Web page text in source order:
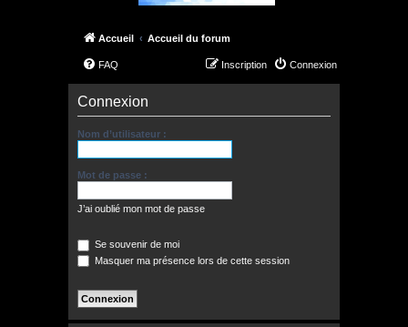
Accueil Accueil du forum
FAQ Connexion
Inscription
Connexion
Nom d’utilisateur :
Mot de passe :
J’ai oublié mon mot de passe
Se souvenir de moi
Masquer ma présence lors de cette session